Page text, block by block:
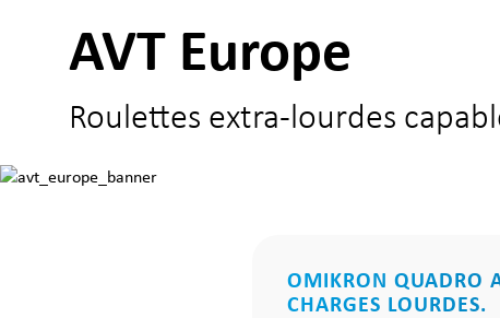
AVT Europe
Roulettes extra-lourdes
OMIKRON QUADRO
CHARGES LOURDES.